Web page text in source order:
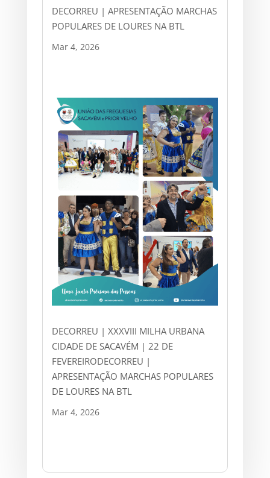
DECORREU | APRESENTAÇÃO MARCHAS
POPULARES DE LOURES NA BTL
Mar 4, 2026
DECORREU | XXXVIII MILHA URBANA
CIDADE DE SACAVÉM | 22 DE
FEVEREIRODECORREU |
APRESENTAÇÃO MARCHAS POPULARES
DE LOURES NA BTL
Mar 4, 2026